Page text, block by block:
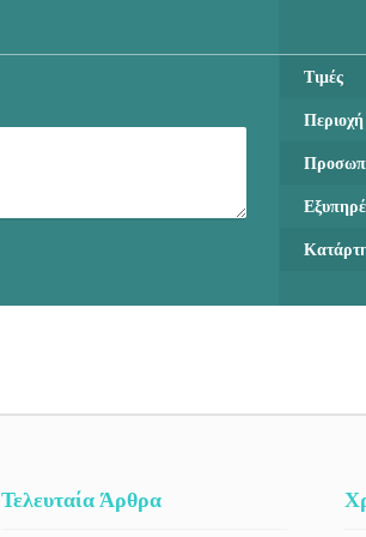
Τιμές
Περιοχή
Τελευταία Άρθρα